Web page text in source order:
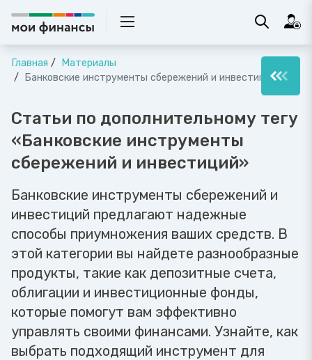
Главная
Материалы
Банковские инструменты сбережений и инвестиций
Статьи по дополнительному тегу
«Банковские инструменты
сбережений и инвестиций»
Банковские инструменты сбережений и
инвестиций предлагают надежные
способы приумножения ваших средств. В
этой категории вы найдете разнообразные
продукты, такие как депозитные счета,
облигации и инвестиционные фонды,
которые помогут вам эффективно
управлять своими финансами. Узнайте, как
выбрать подходящий инструмент для